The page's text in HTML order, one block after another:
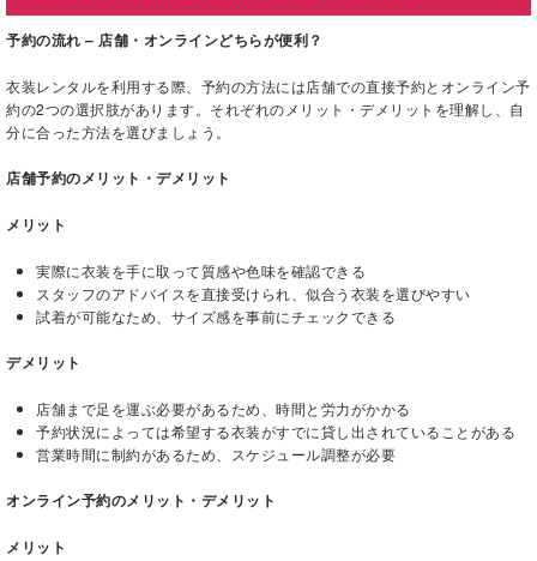
予約の流れ – 店舗・オンラインどちらが便利？
衣装レンタルを利用する際、予約の方法には店舗での直接予約とオンライン予
約の2つの選択肢があります。それぞれのメリット・デメリットを理解し、自
分に合った方法を選びましょう。
店舗予約のメリット・デメリット
メリット
実際に衣装を手に取って質感や色味を確認できる
スタッフのアドバイスを直接受けられ、似合う衣装を選びやすい
試着が可能なため、サイズ感を事前にチェックできる
デメリット
店舗まで足を運ぶ必要があるため、時間と労力がかかる
予約状況によっては希望する衣装がすでに貸し出されていることがある
営業時間に制約があるため、スケジュール調整が必要
オンライン予約のメリット・デメリット
メリット